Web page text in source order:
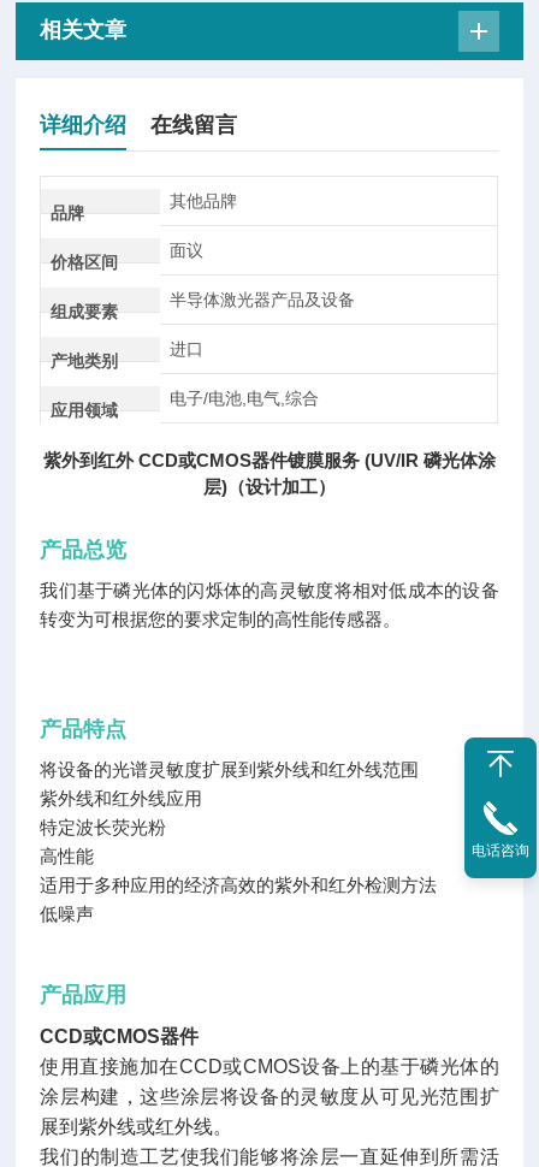
相关文章
详细介绍 在线留言
品牌
其他品牌
价格区间
面议
组成要素
半导体激光器产品及设备
产地类别
进口
应用领域
电子/电池,电气,综合
紫外到红外 CCD或CMOS器件镀膜服务 (UV/IR 磷光体涂
层)（设计加工）
产品总览
我们基于磷光体的闪烁体的高灵敏度将相对低成本的设备
转变为可根据您的要求定制的高性能传感器。
产品特点
将设备的光谱灵敏度扩展到紫外线和红外线范围
紫外线和红外线应用
特定波长荧光粉
高性能
适用于多种应用的经济高效的紫外和红外检测方法
低噪声
产品应用
CCD或CMOS器件
使用直接施加在CCD或CMOS设备上的基于磷光体的
涂层构建，这些涂层将设备的灵敏度从可见光范围扩
展到紫外线或红外线。
我们的制造工艺使我们能够将涂层一直延伸到所需活
电话咨询